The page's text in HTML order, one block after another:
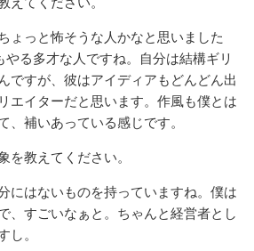
ょっと怖そうな人かなと思いました
る多才な人ですね。自分は結構ギリ
ですが、彼はアイディアもどんどん出
エイターだと思います。作風も僕とは
、補いあっている感じです。
教えてください。
にはないものを持っていますね。僕は
、すごいなぁと。ちゃんと経営者とし
し。